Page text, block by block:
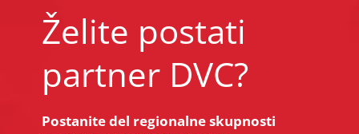
Želite postati
partner DVC?
Postanite del regionalne skupnosti